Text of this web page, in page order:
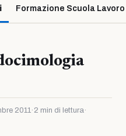
Formazione Scuola Lavoro
2011· 2 min di lettura·